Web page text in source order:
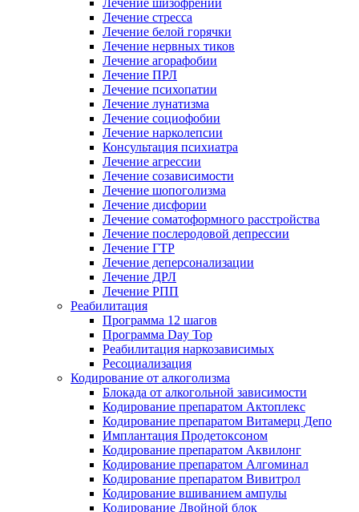
Лечение шизофрении
Лечение стресса
Лечение белой горячки
Лечение нервных тиков
Лечение агорафобии
Лечение ПРЛ
Лечение психопатии
Лечение лунатизма
Лечение социофобии
Лечение нарколепсии
Консультация психиатра
Лечение агрессии
Лечение созависимости
Лечение шопоголизма
Лечение дисфории
Лечение соматоформного расстройства
Лечение послеродовой депрессии
Лечение ГТР
Лечение деперсонализации
Лечение ДРЛ
Лечение РПП
Реабилитация
Программа 12 шагов
Программа Day Top
Реабилитация наркозависимых
Ресоциализация
Кодирование от алкоголизма
Блокада от алкогольной зависимости
Кодирование препаратом Актоплекс
Кодирование препаратом Витамерц Депо
Имплантация Продетоксоном
Кодирование препаратом Аквилонг
Кодирование препаратом Алгоминал
Кодирование препаратом Вивитрол
Кодирование вшиванием ампулы
Кодирование Двойной блок